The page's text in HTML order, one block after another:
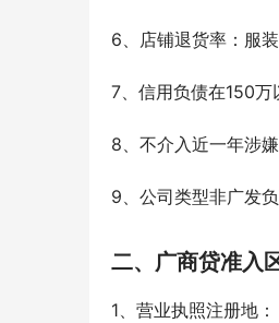
6、店铺退货率：服
7、信用负债在150万
8、不介入近一年涉
9、公司类型非广发
二、广商贷准入
1、营业执照注册地：